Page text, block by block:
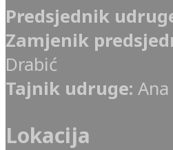
Predsjednik
Zamjenik
Drabić
Tajnik udruge:
Lokacija